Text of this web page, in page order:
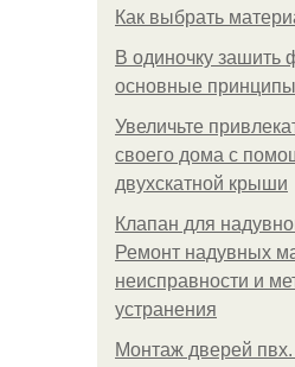
Как выбрать
В одиночку зашить
основные
Увеличьте
своего дома с
двухскатной крыши
Клапан для
Ремонт надувных
неисправности и
устранения
Монтаж дверей